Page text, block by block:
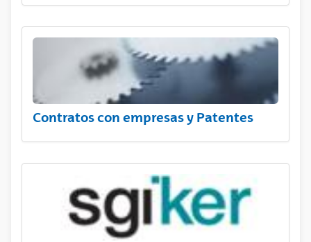
Contratos con empresas y Patentes